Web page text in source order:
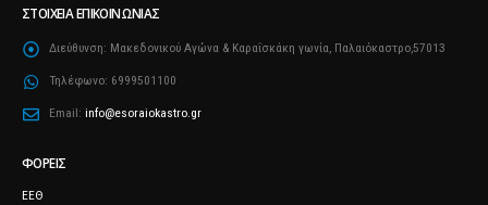
ΣΤΟΙΧΕΊΑ ΕΠΙΚΟΙΝΩΝΊΑΣ
Διεύθυνση: Μακεδονικού Αγώνα & Καραΐσκάκη γωνία, Παλαιόκαστρο,57013
Τηλέφωνο: 6999501100
Email: info@esoraiokastro.gr
ΦΟΡΕΊΣ
ΕΕΘ